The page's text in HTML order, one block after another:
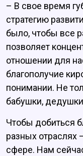
– В свое время
стратегию
было, чтобы все
позволяет
отношении для
благополучие
понимании. Не
бабушки,
Чтобы добиться
разных отраслях
сфере. Нам